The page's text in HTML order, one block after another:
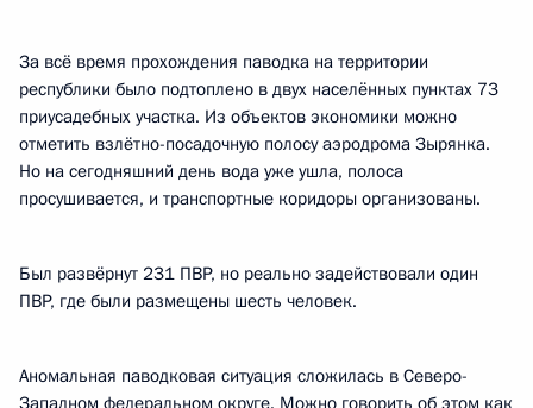
За всё время прохождения паводка на территории
республики было подтоплено в двух населённых пунктах 73
приусадебных участка. Из объектов экономики можно
отметить взлётно-посадочную полосу аэродрома Зырянка.
Но на сегодняшний день вода уже ушла, полоса
просушивается, и транспортные коридоры организованы.
Был развёрнут 231 ПВР, но реально задействовали один
ПВР, где были размещены шесть человек.
Аномальная паводковая ситуация сложилась в Северо-
Западном федеральном округе. Можно говорить об этом как